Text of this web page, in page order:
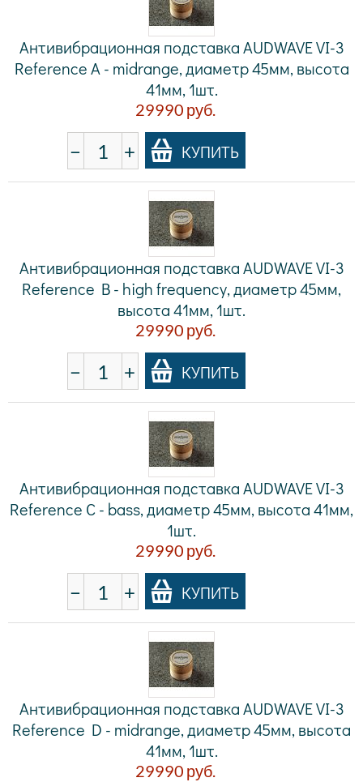
Антивибрационная подставка AUDWAVE VI-3
Reference A - midrange, диаметр 45мм, высота
41мм, 1шт.
29990 руб.
− + КУПИТЬ
Антивибрационная подставка AUDWAVE VI-3
Reference B - high frequency, диаметр 45мм,
высота 41мм, 1шт.
29990 руб.
− + КУПИТЬ
Антивибрационная подставка AUDWAVE VI-3
Reference C - bass, диаметр 45мм, высота 41мм,
1шт.
29990 руб.
− + КУПИТЬ
Антивибрационная подставка AUDWAVE VI-3
Reference D - midrange, диаметр 45мм, высота
41мм, 1шт.
29990 руб.